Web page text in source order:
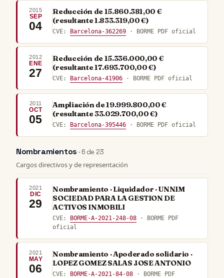
2015
SEP
04
Reducción de 15.860.381,00 €
(resultante 1.833.319,00 €)
CVE: Barcelona-362269 · BORME PDF oficial
2012
ENE
27
Reducción de 15.336.000,00 €
(resultante 17.693.700,00 €)
CVE: Barcelona-41906 · BORME PDF oficial
2011
OCT
05
Ampliación de 19.999.800,00 €
(resultante 33.029.700,00 €)
CVE: Barcelona-395446 · BORME PDF oficial
Nombramientos · 6 de 23
Cargos directivos y de representación
2021
DIC
29
Nombramiento · Liquidador · UNNIM
SOCIEDAD PARA LA GESTION DE
ACTIVOS INMOBILI
CVE: BORME-A-2021-248-08 · BORME PDF
oficial
2021
MAY
06
Nombramiento · Apoderado solidario ·
LOPEZ GOMEZ SALAS JOSE ANTONIO
CVE: BORME-A-2021-84-08 · BORME PDF